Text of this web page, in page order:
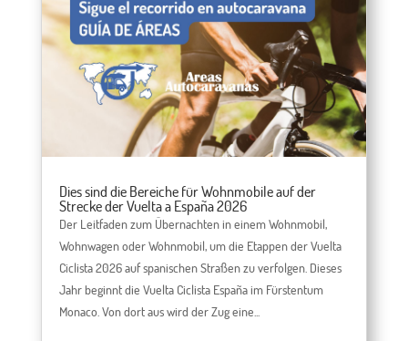
Dies sind die Bereiche für Wohnmobile auf der
Strecke der Vuelta a España 2026
Der Leitfaden zum Übernachten in einem Wohnmobil,
Wohnwagen oder Wohnmobil, um die Etappen der Vuelta
Ciclista 2026 auf spanischen Straßen zu verfolgen. Dieses
Jahr beginnt die Vuelta Ciclista España im Fürstentum
Monaco. Von dort aus wird der Zug eine...